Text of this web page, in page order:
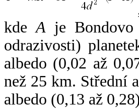
kdeA je
odrazivosti)
albedo (0,02 až
než 25 km. Střední
albedo (0,13 až